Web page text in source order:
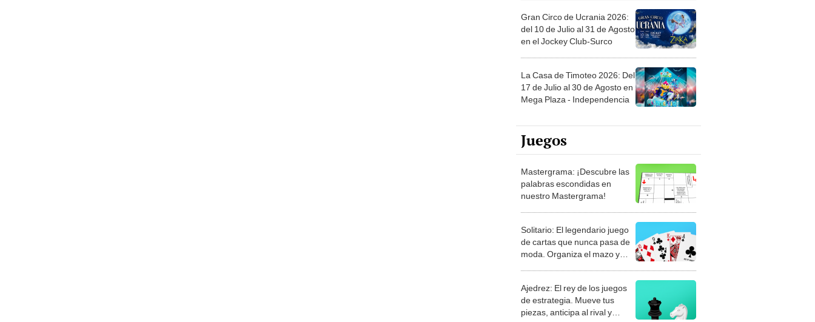
Gran Circo de Ucrania 2026:
del 10 de Julio al 31 de Agosto
en el Jockey Club-Surco
La Casa de Timoteo 2026: Del
17 de Julio al 30 de Agosto en
Mega Plaza - Independencia
Juegos
Mastergrama: ¡Descubre las
palabras escondidas en
nuestro Mastergrama!
Solitario: El legendario juego
de cartas que nunca pasa de
moda. Organiza el mazo y
Ajedrez: El rey de los juegos
de estrategia. Mueve tus
piezas, anticipa al rival y